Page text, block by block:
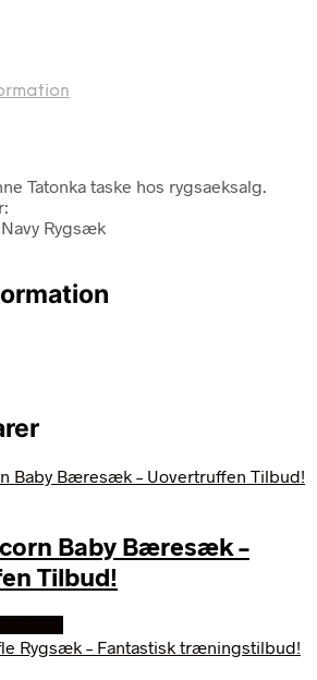
Tatonka taske hos rygsaeksalg.
Navy Rygsæk
Baby Bæresæk –
Tilbud!